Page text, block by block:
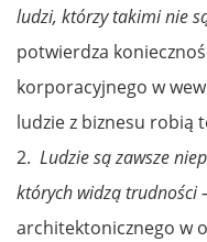
ludzi, którzy ta­kimi nie
potwierdza
korporacyjnego w
ludzie z biznesu robią
2. Ludzie są zawsze
których widzą trudności
architektonicznego w